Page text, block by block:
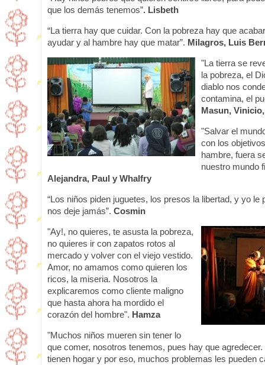
que los demás tenemos”. Lisbeth
“La tierra hay que cuidar. Con la pobreza hay que
ayudar y al hambre hay que matar”. Milagros, Luis
"La tierra se
la pobreza, el
diablo nos
contamina, el
Masun,
"Salvar el
con los
hambre, fuera
nuestro mundo
Alejandra, Paul y Whalfry
“Los niños piden juguetes, los presos la libertad, y yo le
nos deje jamás”. Cosmin
"Ay!, no quieres, te asusta la pobreza,
no quieres ir con zapatos rotos al
mercado y volver con el viejo vestido.
Amor, no amamos como quieren los
ricos, la miseria. Nosotros la
explicaremos como cliente maligno
que hasta ahora ha mordido el
corazón del hombre". Hamza
"Muchos niños mueren sin tener lo
que comer, nosotros tenemos, pues hay que
tienen hogar y por eso, muchos problemas les pueden